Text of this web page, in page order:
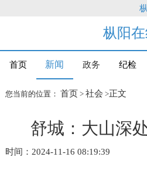
枞阳
首页 新闻 政务 纪检
您当前的位置： 首页 > 社会 >正文
舒城：大山深
时间：2024-11-16 08:19:39